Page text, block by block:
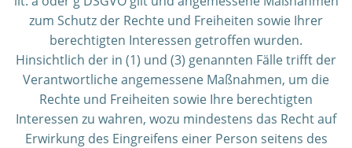
zum Schutz der Rechte und Freiheiten sowie Ihrer
berechtigten Interessen getroffen wurden.
Hinsichtlich der in (1) und (3) genannten Fälle trifft der
Verantwortliche angemessene Maßnahmen, um die
Rechte und Freiheiten sowie Ihre berechtigten
Interessen zu wahren, wozu mindestens das Recht auf
Erwirkung des Eingreifens einer Person seitens des